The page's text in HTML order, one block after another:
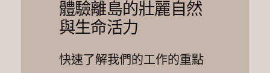
體驗離島的壯麗自然
與生命活力
快速了解我們的工作的重點